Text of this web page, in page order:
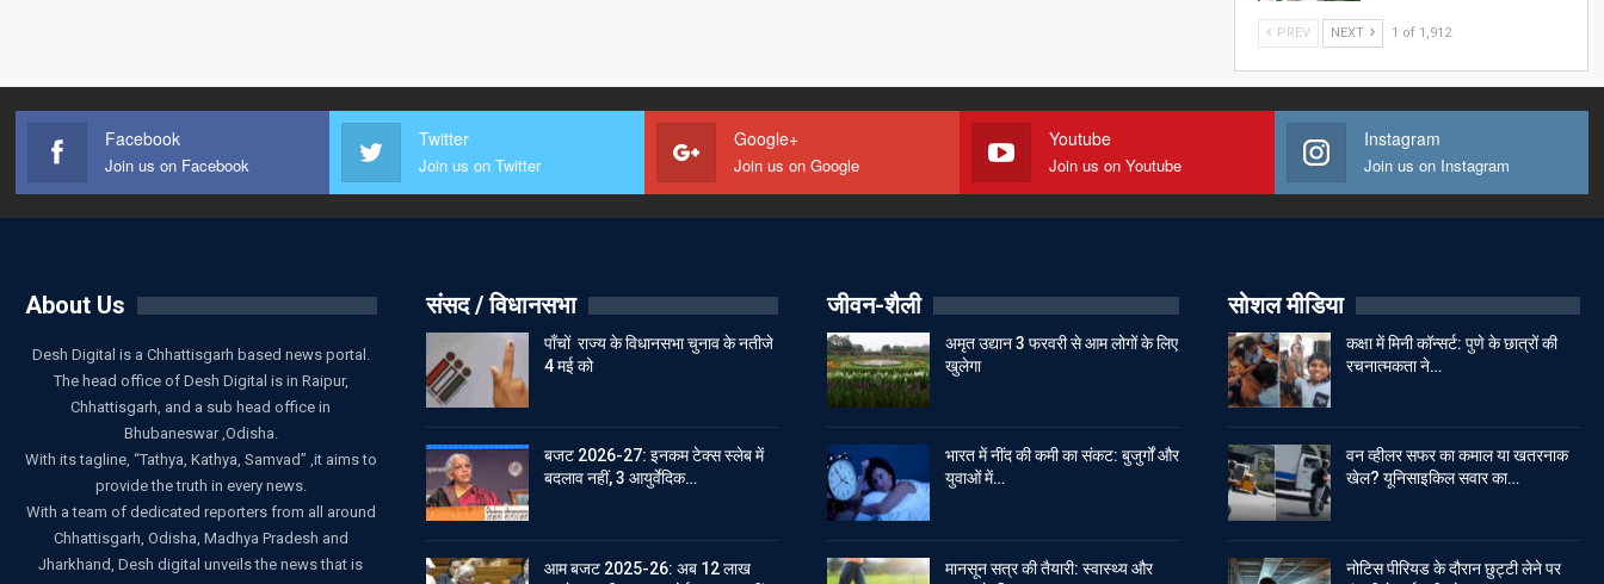
PREV NEXT 1 of 1,912
Facebook
Join us on Facebook
Twitter
Join us on Twitter
Google+
Join us on Google
Youtube
Join us on Youtube
Instagram
Join us on Instagram
About Us
Desh Digital is a Chhattisgarh based news portal.
The head office of Desh Digital is in Raipur,
Chhattisgarh, and a sub head office in
Bhubaneswar ,Odisha.
With its tagline, “Tathya, Kathya, Samvad” ,it aims to
provide the truth in every news.
With a team of dedicated reporters from all around
Chhattisgarh, Odisha, Madhya Pradesh and
Jharkhand, Desh digital unveils the news that is
संसद / विधानसभा
पाँचों राज्य के विधानसभा चुनाव के नतीजे
4 मई को
बजट 2026-27: इनकम टेक्स स्लेब में
बदलाव नहीं, 3 आयुर्वेदिक…
आम बजट 2025-26: अब 12 लाख
जीवन-शैली
अमृत उद्यान 3 फरवरी से आम लोगों के लिए
खुलेगा
भारत में नींद की कमी का संकट: बुजुर्गों और
युवाओं में…
मानसून सत्र की तैयारी: स्वास्थ्य और
सोशल मीडिया
कक्षा में मिनी कॉन्सर्ट: पुणे के छात्रों की
रचनात्मकता ने…
वन व्हीलर सफर का कमाल या खतरनाक
खेल? यूनिसाइकिल सवार का…
नोटिस पीरियड के दौरान छुट्टी लेने पर